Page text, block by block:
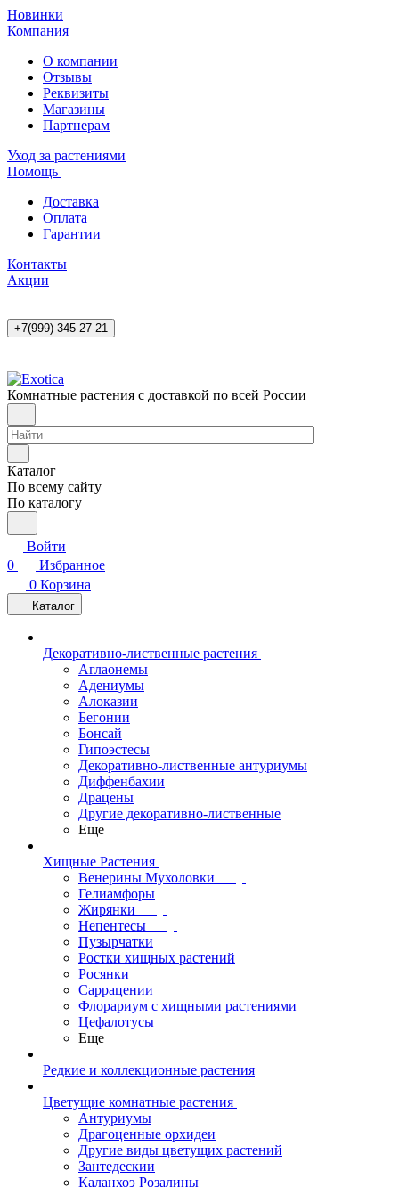
Новинки
Компания
О компании
Отзывы
Реквизиты
Магазины
Партнерам
Уход за растениями
Помощь
Доставка
Оплата
Гарантии
Контакты
Акции
+7(999) 345-27-21
Комнатные растения с доставкой по всей России
Каталог
По всему сайту
По каталогу
Войти
0
Избранное
0 Корзина
Каталог
Декоративно-лиственные растения
Аглаонемы
Адениумы
Алоказии
Бегонии
Бонсай
Гипоэстесы
Декоративно-лиственные антуриумы
Диффенбахии
Драцены
Другие декоративно-лиственные
Еще
Хищные Растения
Венерины Мухоловки
Гелиамфоры
Жирянки
Непентесы
Пузырчатки
Ростки хищных растений
Росянки
Саррацении
Флорариум с хищными растениями
Цефалотусы
Еще
Редкие и коллекционные растения
Цветущие комнатные растения
Антуриумы
Драгоценные орхидеи
Другие виды цветущих растений
Зантедескии
Каланхоэ Розалины